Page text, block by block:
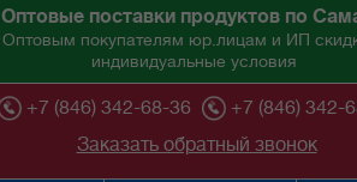
Оптовые поставки продуктов по
Оптовым покупателям юр.лицам и ИП
индивидуальные условия
+7 (846) 342-68-36
+7 (846) 342-
Заказать обратный звонок